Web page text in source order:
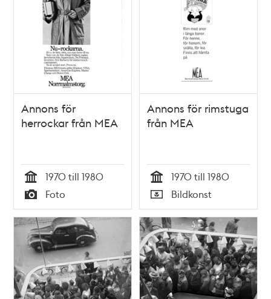
Annons för
herrockar från MEA
Tid
1970 till 1980
Typ
Foto
Annons för rimstuga
från MEA
Tid
1970 till 1980
Typ
Bildkonst